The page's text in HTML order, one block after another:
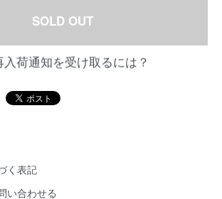
SOLD OUT
入荷通知を受け取るには？
く表記
い合わせる